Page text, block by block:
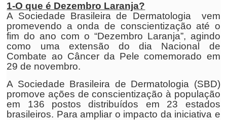
1-O que é Dezembro Laranja?
A Sociedade Brasileira de Dermatologia vem
promevendo a onda de conscientização até o
fim do ano com o “Dezembro Laranja”, agindo
como uma extensão do dia Nacional de
Combate ao Câncer da Pele comemorado em
29 de novembro.
A Sociedade Brasileira de Dermatologia (SBD)
promove ações de conscientização à população
em 136 postos distribuídos em 23 estados
brasileiros. Para ampliar o impacto da iniciativa e